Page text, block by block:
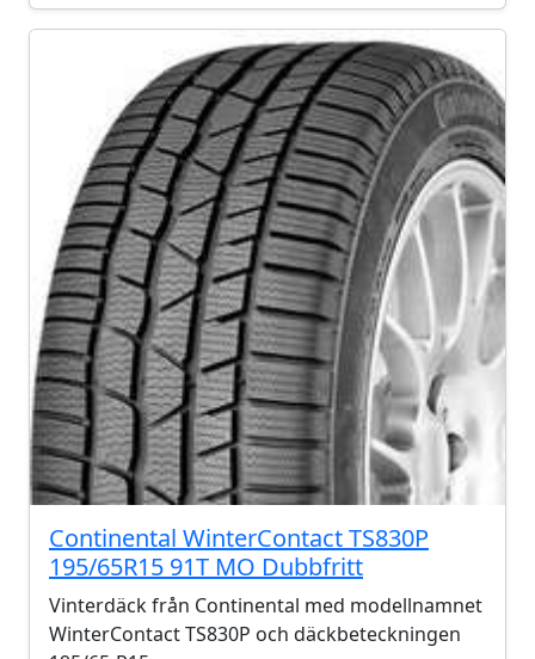
Continental WinterContact TS830P
195/65R15 91T MO Dubbfritt
Vinterdäck från Continental med modellnamnet
WinterContact TS830P och däckbeteckningen